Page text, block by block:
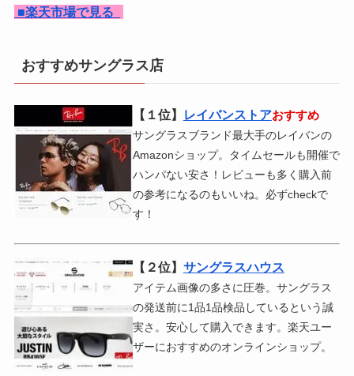
■楽天市場で見る
おすすめサングラス店
【１位】 レイバンストアおすすめ
サングラスブランド最大手のレイバンの
Amazonショップ。タイムセールも開催で
ハンパない安さ！レビューも多く購入前
の参考になるのもいいね。必ずcheckで
す！
【２位】 サングラスハウス
アイテム画像の多さに圧巻。サングラス
の発送前に1品1品検品しているという誠
実さ。安心して購入できます。楽天ユー
ザーにおすすめのオンラインショップ。